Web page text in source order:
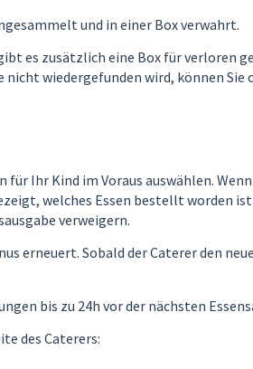
und in einer Box verwahrt.
es zusätzlich eine Box für verloren
wiedergefunden wird, können
für Ihr Kind im Voraus auswählen.
welches Essen bestellt worden
verweigern.
erneuert. Sobald der Caterer den
bis zu 24h vor der nächsten
des Caterers: